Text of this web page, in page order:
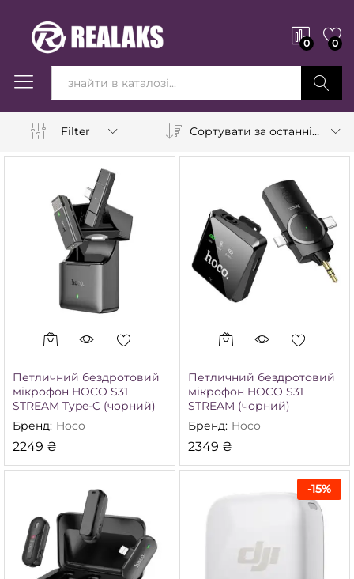
0 0
Вперед!
Filter
Сортувати за останніми
Петличний бездротовий
мікрофон HOCO S31
STREAM Type-C (чорний)
Бренд: Hoco
2249 ₴
Петличний бездротовий
мікрофон HOCO S31
STREAM (чорний)
Бренд: Hoco
2349 ₴
-15%